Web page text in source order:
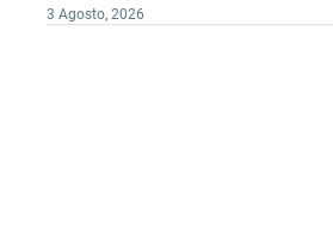
3 Agosto, 2026